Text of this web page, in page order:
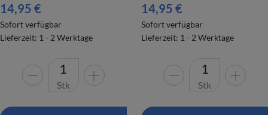
14,95 €
Sofort verfügbar
Lieferzeit: 1 - 2 Werktage
Stk
14,95 €
Sofort verfügbar
Lieferzeit: 1 - 2 Werktage
Stk